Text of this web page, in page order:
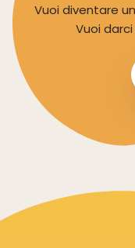
Vuoi diventare
Vuoi